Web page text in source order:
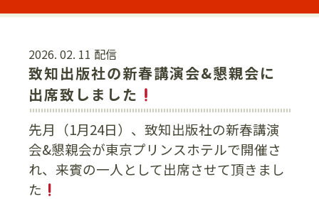
2026. 02. 11 配信
致知出版社の新春講演会&懇親会に
出席致しました
先月（1月24日）、致知出版社の新春講演
会&懇親会が東京プリンスホテルで開催さ
れ、来賓の一人として出席させて頂きまし
た